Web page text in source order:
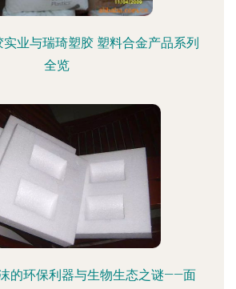
业与瑞琦塑胶 塑料合金产品系列
全览
的环保利器与生物生态之谜——面